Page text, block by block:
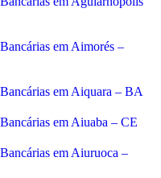
em Aimorés –
em Aiquara – BA
em Aiuaba – CE
em Aiuruoca –